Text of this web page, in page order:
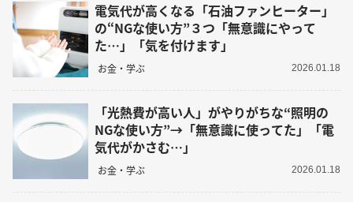
電気代が高くなる「石油ファンヒーター」
の“NGな使い方”３つ「無意識にやって
た…」「気を付けます」
お金・学ぶ 2026.01.18
「光熱費が高い人」がやりがちな“照明の
NGな使い方”→「無意識に使ってた」「電
気代がかさむ…」
お金・学ぶ 2026.01.18